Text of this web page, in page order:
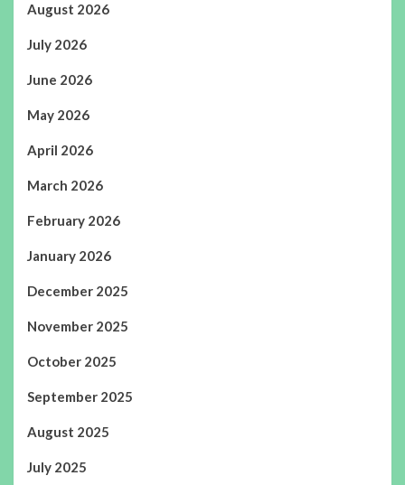
August 2026
July 2026
June 2026
May 2026
April 2026
March 2026
February 2026
January 2026
December 2025
November 2025
October 2025
September 2025
August 2025
July 2025